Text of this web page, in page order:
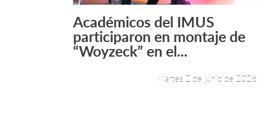
Leer más +
Académicos del IMUS
participaron en montaje de
“Woyzeck” en el...
Martes 2 de junio de 2026